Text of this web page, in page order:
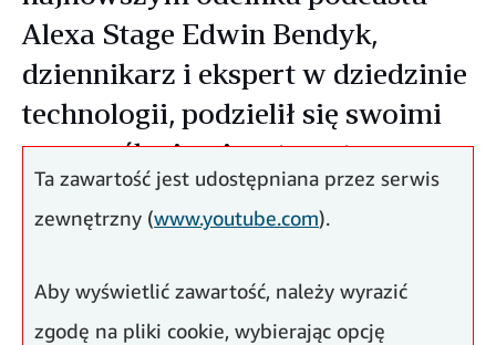
Alexa Stage Edwin Bendyk,
dziennikarz i ekspert w dziedzinie
technologii, podzielił się swoimi
przemyśleniami na temat
przyszłości sztucznej inteligencji.
Ta zawartość jest udostępniana przez serwis
zewnętrzny (www.youtube.com).
Aby wyświetlić zawartość, należy wyrazić
zgodę na pliki cookie, wybierając opcję